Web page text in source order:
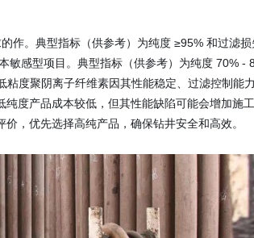
作。典型指标（供参考）为纯度 ≥95% 和过滤损
敏感型项目。典型指标（供参考）为纯度 70% -
粘度聚阴离子纤维素因其性能稳定、过滤控制能
度产品成本较低，但其性能缺陷可能会增加施
，优先选择高纯产品，确保钻井安全和高效。